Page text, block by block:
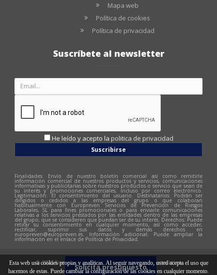
Esta web usa cookies propias y analíticas. Al seguir navegando, usted acepta el uso que
hacemos de estas. Puede cambiar la configuración de las cookies en cualquier momento.
Solicita presupuesto
Mapa web
Política de cookies
Política de privacidad
Suscríbete al newsletter
He leído y acepto la politica de privacidad
Suscribirse
Finalidades: Envío de nuestro boletín comercial así como remitirle
información comercial de nuestros productos y servicios, comunicaciones
informativas y publicitarias sobre nuestros productos o servicio que sean de
su interés y promociones comerciales, incluso por correo electrónico.
Legitimación: El consentimiento del usuario. Destinatarios: Podrán ser
dirigidos o cedidos a las empresas del grupo o que colaboran
habitualmente con Europreven Servicios de Prevención de Riesgos
Laborales, SL para fines promocionales o para enviarle comunicaciones
relativas a los servicios prestados por las entidades dentro de las empresas
del grupo, que se consideren que puedan ser de su interés. Derechos: Puede
retirar su consentimiento en cualquier momento, así como acceder,
rectificar, suprimir sus datos y demás derechos en
europreven@europreven.es . Información adicional: Puede ampliar la
información en el enlace de Política de Privacidad.
© 2026 Europreven | Diseño web: Hitech Informàtica